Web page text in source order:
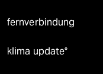
fernverbindung
klima update°